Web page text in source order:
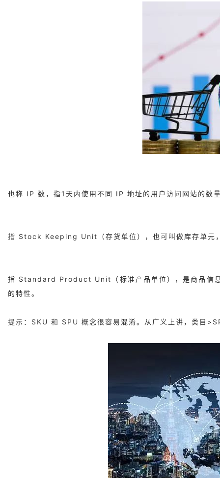
也称 IP 数，指1天内使用不同 IP 地址的用户访问网站的数
指 Stock Keeping Unit（存货单位），也可叫做库存单元
指 Standard Product Unit（标准产品单位），是商品信息
的特性。
提示：SKU 和 SPU 概念很容易混淆。从广义上讲，类目